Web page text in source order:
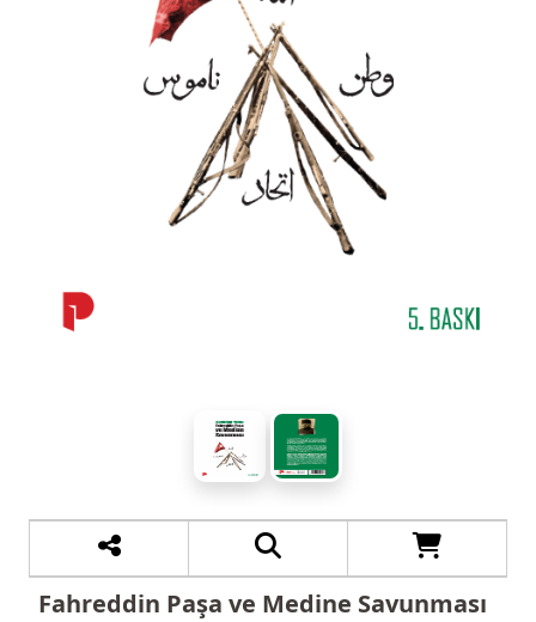
Fahreddin Paşa ve Medine Savunması